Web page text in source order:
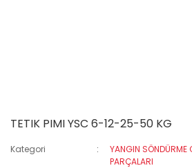
TETIK PIMI YSC 6-12-25-50 KG
Kategori YANGIN SÖNDÜRME
PARÇALARI